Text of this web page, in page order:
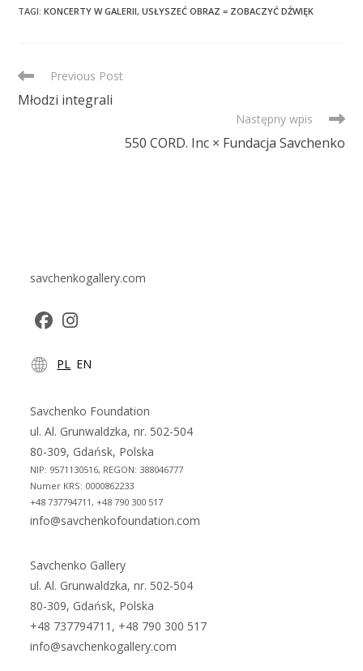
TAGI:KONCERTY W GALERII, USŁYSZEĆ OBRAZ = ZOBACZYĆ DŹWIĘK
READ
ARTICLES
Previous Post
Młodzi integrali
Następny wpis
550 CORD. Inc × Fundacja Savchenko
savchenkogallery.com
in
new
tab
in
new
tab
PL EN
Savchenko Foundation
ul. Al. Grunwaldzka, nr. 502-504
80-309, Gdańsk, Polska
NIP: 9571130516, REGON: 388046777
Numer KRS: 0000862233
+48 737794711, +48 790 300 517
info@savchenkofoundation.com
Savchenko Gallery
ul. Al. Grunwaldzka, nr. 502-504
80-309, Gdańsk, Polska
+48 737794711, +48 790 300 517
info@savchenkogallery.com